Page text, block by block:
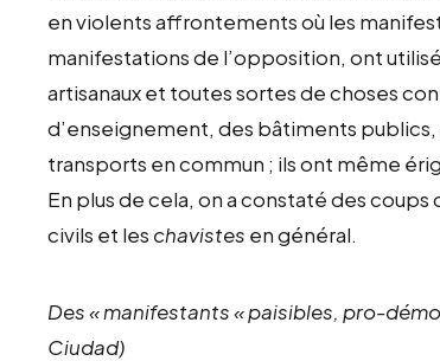
en violents affrontements où les
manifestations de l’opposition, ont
artisanaux et toutes sortes de choses
d’enseignement, des bâtiments
transports en commun ; ils ont même
En plus de cela, on a constaté des
civils et les chavistes en général.
Des « manifestants « paisibles, pro-
Ciudad)